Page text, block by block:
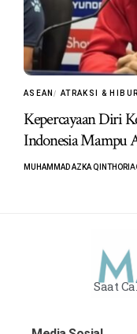
ASEAN ATRAKSI &
Kepercayaan Diri
Indonesia Mampu
MUHAMMAD AZKA QINTHORI
Saat